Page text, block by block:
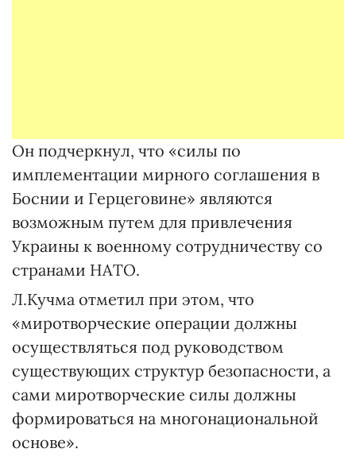
Он подчеркнул, что «силы по
имплементации мирного соглашения в
Боснии и Герцеговине» являются
возможным путем для привлечения
Украины к военному сотрудничеству со
странами НАТО.
Л.Кучма отметил при этом, что
«миротворческие операции должны
осуществляться под руководством
существующих структур безопасности, а
сами миротворческие силы должны
формироваться на многонациональной
основе».